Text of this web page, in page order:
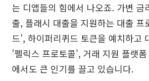
는 디앱들의 힘에서 나오죠. 가변 금
출, 플래시 대출을 지원하는 대출 프
드', 하이퍼리퀴드 토큰을 예치하고
'펠릭스 프로토콜', 거래 지원 플랫
에서도 큰 인기를 끌고 있습니다.